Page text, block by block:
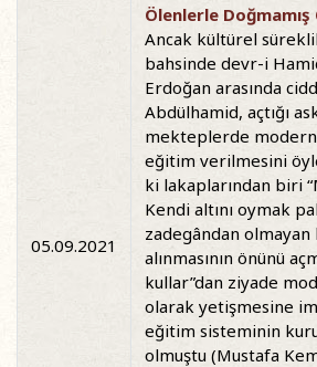
05.09.2021
Ölenlerle
Ancak kültürel
bahsinde devr-i
Erdoğan arasında
Abdülhamid, açtığı
mekteplerde
eğitim verilmesini
ki lakaplarından biri
Kendi altını oymak
zadegândan olmayan
alınmasının önünü
kullar”dan ziyade
olarak yetişmesine
eğitim sisteminin
olmuştu (Mustafa